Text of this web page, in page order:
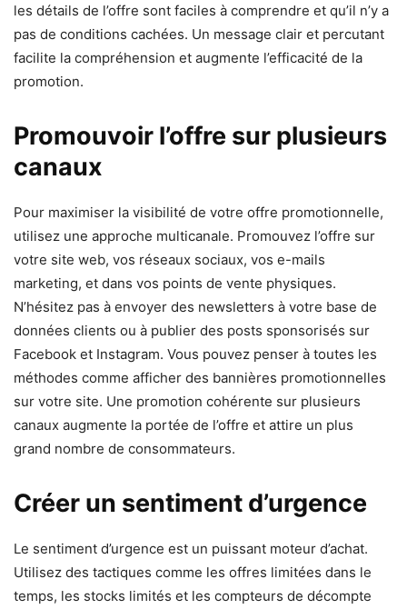
les détails de l’offre sont faciles à comprendre et qu’il n’y a
pas de conditions cachées. Un message clair et percutant
facilite la compréhension et augmente l’efficacité de la
promotion.
Promouvoir l’offre sur plusieurs
canaux
Pour maximiser la visibilité de votre offre promotionnelle,
utilisez une approche multicanale. Promouvez l’offre sur
votre site web, vos réseaux sociaux, vos e-mails
marketing, et dans vos points de vente physiques.
N’hésitez pas à envoyer des newsletters à votre base de
données clients ou à publier des posts sponsorisés sur
Facebook et Instagram. Vous pouvez penser à toutes les
méthodes comme afficher des bannières promotionnelles
sur votre site. Une promotion cohérente sur plusieurs
canaux augmente la portée de l’offre et attire un plus
grand nombre de consommateurs.
Créer un sentiment d’urgence
Le sentiment d’urgence est un puissant moteur d’achat.
Utilisez des tactiques comme les offres limitées dans le
temps, les stocks limités et les compteurs de décompte